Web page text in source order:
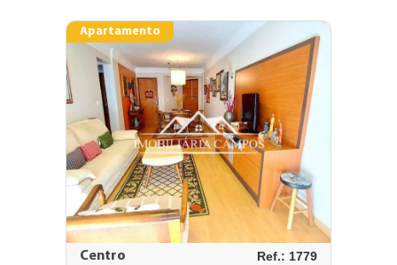
Apartamento
Centro Ref.: 1779